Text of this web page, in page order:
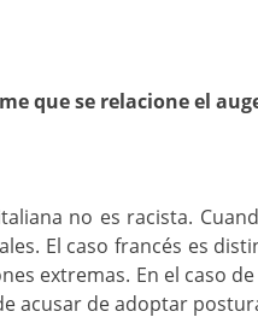
que se relacione el
no es racista.
El caso francés es
extremas. En el caso
acusar de adoptar